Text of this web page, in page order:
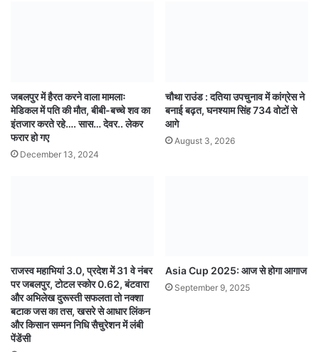
जबलपुर में हैरत करने वाला मामलाः
मेडिकल में पति की मौत, बीबी-बच्चे शव का
इंतजार करते रहे…. सास… देवर.. लेकर
फरार हो गए
December 13, 2024
चौथा राउंड : दतिया उपचुनाव में कांग्रेस ने
बनाई बढ़त, घनश्याम सिंह 734 वोटों से
आगे
August 3, 2026
राजस्व महाभियां 3.0, प्रदेश में 31 वे नंबर
पर जबलपुर, टोटल स्कोर 0.62, बंटवारा
और अभिलेख दुरूस्‍ती सफलता तो नक्शा
बटाक जस का तस, खसरे से आधार लिंकन
और किसान सम्मन निधि सैचुरेशन में लंबी
पेंडेंसी
Asia Cup 2025: आज से होगा आगाज
September 9, 2025